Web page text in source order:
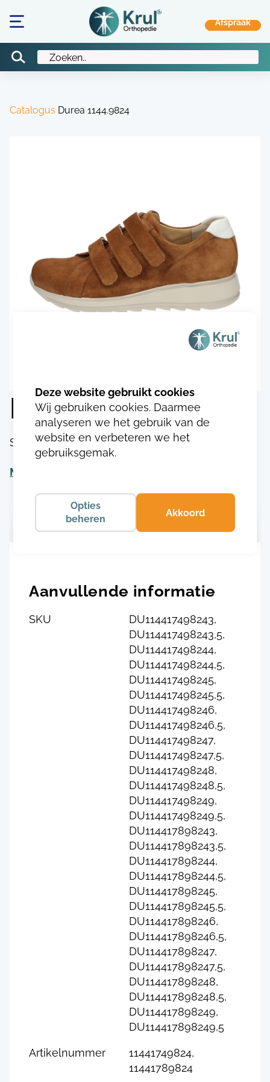
Catalogus Durea 1144.9824
Durea 1144.9824
SKU:DU114417498243
Meer informatie
Aanvullende informatie
SKU
DU114417498243,
DU114417498243,5,
DU114417498244,
DU114417498244,5,
DU114417498245,
DU114417498245,5,
DU114417498246,
DU114417498246,5,
DU114417498247,
DU114417498247,5,
DU114417498248,
DU114417498248,5,
DU114417498249,
DU114417498249,5,
DU114417898243,
DU114417898243,5,
DU114417898244,
DU114417898244,5,
DU114417898245,
DU114417898245,5,
DU114417898246,
DU114417898246,5,
DU114417898247,
DU114417898247,5,
DU114417898248,
DU114417898248,5,
DU114417898249,
DU114417898249,5
Artikelnummer
11441749824,
11441789824
Wij gebruiken cookies. Daarmee
analyseren we het gebruik van de
website en verbeteren we het
gebruiksgemak.
Opties
beheren
Akkoord